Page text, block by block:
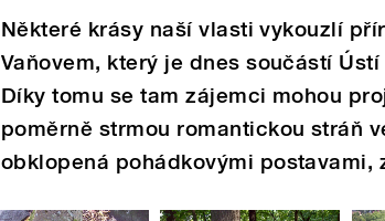
Některé krásy naší vlasti vykouzlí
Vaňovem, který je dnes součástí
Díky tomu se tam zájemci mohou
poměrně strmou romantickou stráň
obklopená pohádkovými postavami,